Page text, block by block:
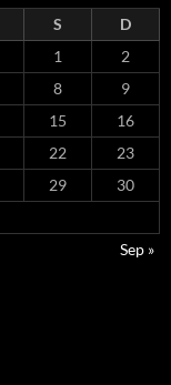
S
D
1
2
8
9
15
16
22
23
29
30
Sep »